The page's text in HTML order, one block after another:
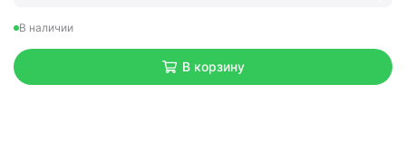
В наличии
В корзину